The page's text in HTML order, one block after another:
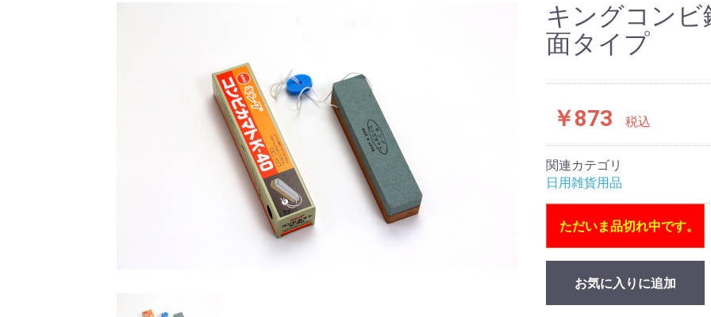
キングコンビ
面タイプ
￥873 税込
関連カテゴリ
日用雑貨用品
ただいま品切れ中です。
お気に入りに追加